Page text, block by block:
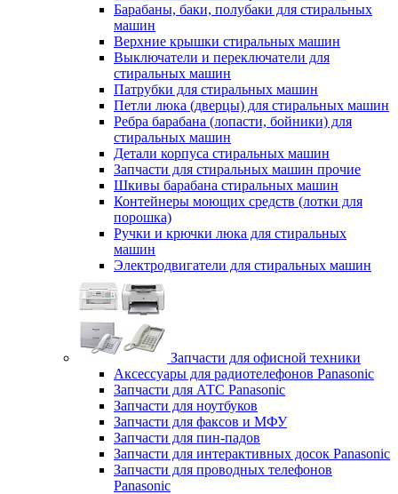
Барабаны, баки, полубаки для стиральных
машин
Верхние крышки стиральных машин
Выключатели и переключатели для
стиральных машин
Патрубки для стиральных машин
Петли люка (дверцы) для стиральных машин
Ребра барабана (лопасти, бойники) для
стиральных машин
Детали корпуса стиральных машин
Запчасти для стиральных машин прочие
Шкивы барабана стиральных машин
Контейнеры моющих средств (лотки для
порошка)
Ручки и крючки люка для стиральных
машин
Электродвигатели для стиральных машин
Запчасти для офисной техники
Аксессуары для радиотелефонов Panasonic
Запчасти для АТС Panasonic
Запчасти для ноутбуков
Запчасти для факсов и МФУ
Запчасти для пин-падов
Запчасти для интерактивных досок Panasonic
Запчасти для проводных телефонов
Panasonic